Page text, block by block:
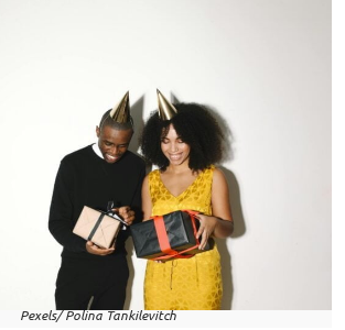
Pexels/ Polina Tankilevitch